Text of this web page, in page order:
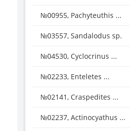
№00955, Pachyteuthis ...
№03557, Sandalodus sp.
№04530, Cyclocrinus ...
№02233, Enteletes ...
№02141, Craspedites ...
№02237, Actinocyathus ...